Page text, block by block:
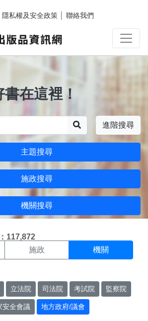
隱私權及安全政策 聯絡我們
在這裡！
進階搜尋
主題搜尋
施政搜尋
機關搜尋
117,872
結果頁面
施政 機關
立法院 司法院 考試院 監察院
安全會議 地方政府/議會